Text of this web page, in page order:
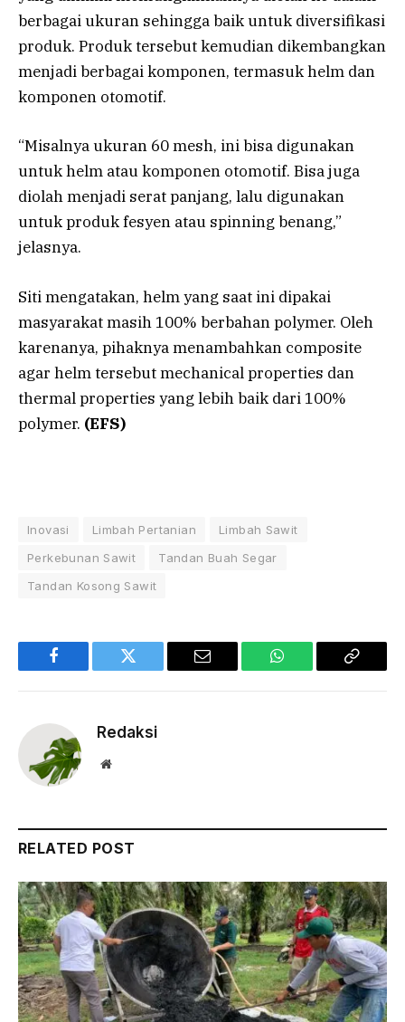
berbagai ukuran sehingga baik untuk diversifikasi
produk. Produk tersebut kemudian dikembangkan
menjadi berbagai komponen, termasuk helm dan
komponen otomotif.
“Misalnya ukuran 60 mesh, ini bisa digunakan
untuk helm atau komponen otomotif. Bisa juga
diolah menjadi serat panjang, lalu digunakan
untuk produk fesyen atau spinning benang,”
jelasnya.
Siti mengatakan, helm yang saat ini dipakai
masyarakat masih 100% berbahan polymer. Oleh
karenanya, pihaknya menambahkan composite
agar helm tersebut mechanical properties dan
thermal properties yang lebih baik dari 100%
polymer. (EFS)
Inovasi Limbah Pertanian
Limbah Sawit
Perkebunan Sawit
Tandan Buah Segar
Tandan Kosong Sawit
Facebook Twitter Email WhatsApp Copy
Redaksi
Website
RELATED POST